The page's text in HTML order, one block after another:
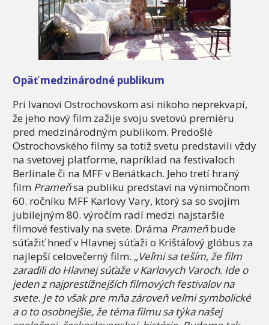
Opäť medzinárodné publikum
Pri Ivanovi Ostrochovskom asi nikoho neprekvapí,
že jeho nový film zažije svoju svetovú premiéru
pred medzinárodným publikom. Predošlé
Ostrochovského filmy sa totiž svetu predstavili vždy
na svetovej platforme, napríklad na festivaloch
Berlinale či na MFF v Benátkach. Jeho tretí hraný
film Prameňsa publiku predstaví na výnimočnom
60. ročníku MFF Karlovy Vary, ktorý sa so svojím
jubilejným 80. výročím radí medzi najstaršie
filmové festivaly na svete. Dráma Prameňbude
súťažiť hneď v Hlavnej súťaži o Krištáľový glóbus za
najlepší celovečerný film. „Veľmi sa teším, že film
zaradili do Hlavnej súťaže v Karlovych Varoch. Ide o
jeden z najprestížnejších filmových festivalov na
svete. Je to však pre mňa zároveň veľmi symbolické
a o to osobnejšie, že téma filmu sa týka našej